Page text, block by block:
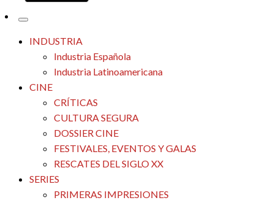
El Palomitrón
Tu espacio de la industria de cine española y latinoamericana
INDUSTRIA
Industria Española
Industria Latinoamericana
CINE
CRÍTICAS
CULTURA SEGURA
DOSSIER CINE
FESTIVALES, EVENTOS Y GALAS
RESCATES DEL SIGLO XX
SERIES
PRIMERAS IMPRESIONES